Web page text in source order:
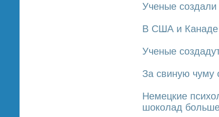
Ученые
В США и Канаде
Ученые
За свиную чуму
Немецкие
шоколад